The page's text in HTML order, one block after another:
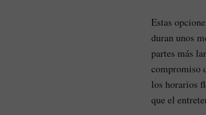
Estas
duran unos
partes más
compromiso
los horarios
que el